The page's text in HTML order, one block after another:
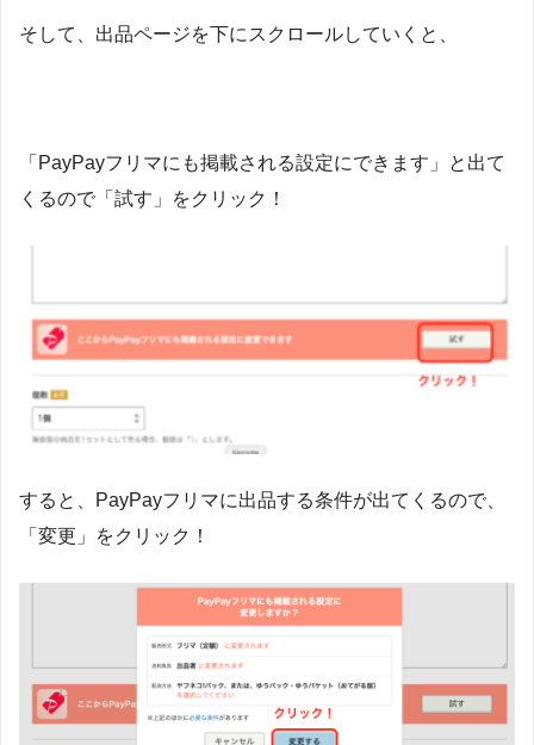
そして、出品ページを下にスクロールしていくと、
「PayPayフリマにも掲載される設定にできます」と出て
くるので「試す」をクリック！
すると、PayPayフリマに出品する条件が出てくるので、
「変更」をクリック！